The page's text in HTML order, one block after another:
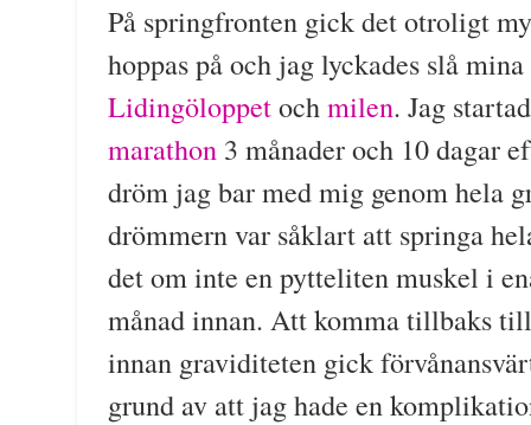
På springfronten gick det otroligt
hoppas på och jag lyckades slå
Lidingöloppetochmilen. Jag
marathon 3 månader och 10 dagar
dröm jag bar med mig genom hela
drömmern var såklart att springa
det om inte en pytteliten muskel i
månad innan. Att komma tillbaks
innan graviditeten gick
grund av att jag hade en